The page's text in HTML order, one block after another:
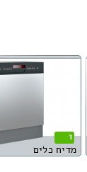
1
מדיח כלים